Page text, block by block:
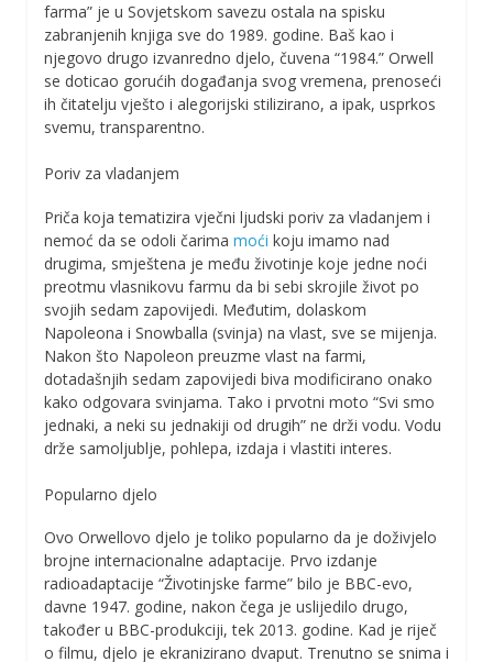
farma” je u Sovjetskom savezu ostala na spisku
zabranjenih knjiga sve do 1989. godine. Baš kao i
njegovo drugo izvanredno djelo, čuvena “1984.” Orwell
se doticao gorućih događanja svog vremena, prenoseći
ih čitatelju vješto i alegorijski stilizirano, a ipak, usprkos
svemu, transparentno.
Poriv za vladanjem
Priča koja tematizira vječni ljudski poriv za vladanjem i
nemoć da se odoli čarima moći koju imamo nad
drugima, smještena je među životinje koje jedne noći
preotmu vlasnikovu farmu da bi sebi skrojile život po
svojih sedam zapovijedi. Međutim, dolaskom
Napoleona i Snowballa (svinja) na vlast, sve se mijenja.
Nakon što Napoleon preuzme vlast na farmi,
dotadašnjih sedam zapovijedi biva modificirano onako
kako odgovara svinjama. Tako i prvotni moto “Svi smo
jednaki, a neki su jednakiji od drugih” ne drži vodu. Vodu
drže samoljublje, pohlepa, izdaja i vlastiti interes.
Popularno djelo
Ovo Orwellovo djelo je toliko popularno da je doživjelo
brojne internacionalne adaptacije. Prvo izdanje
radioadaptacije “Životinjske farme” bilo je BBC-evo,
davne 1947. godine, nakon čega je uslijedilo drugo,
također u BBC-produkciji, tek 2013. godine. Kad je riječ
o filmu, djelo je ekranizirano dvaput. Trenutno se snima i